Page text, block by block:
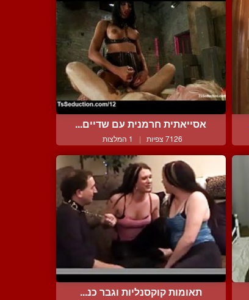
אסייאתית חרמנית עם שדיים...
7126 צפיות | 1 המלצות
תאומות קוקסנליות וגבר כנ...